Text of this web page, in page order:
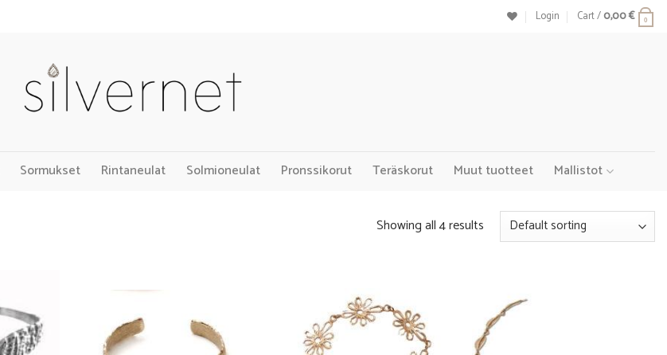
Login Cart /0,00€ 0
Sormukset Rintaneulat Solmioneulat Pronssikorut Teräskorut Muut tuotteet Mallistot
Showing all 4 results
Add to Add to Add to